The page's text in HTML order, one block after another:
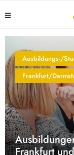
Ausbildungs-/
Frankfurt/
Frankfurt